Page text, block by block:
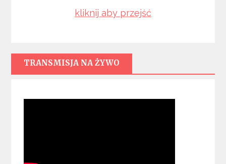
kliknij aby przejść
TRANSMISJA NA ŻYWO